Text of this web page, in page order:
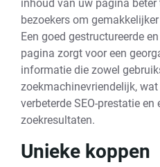
inhoud van uw pagina
bezoekers om
Een goed gestructureerde
pagina zorgt voor een
informatie die zowel
zoekmachinevriendelijk,
verbeterde SEO-prestatie
zoekresultaten.
Unieke koppen